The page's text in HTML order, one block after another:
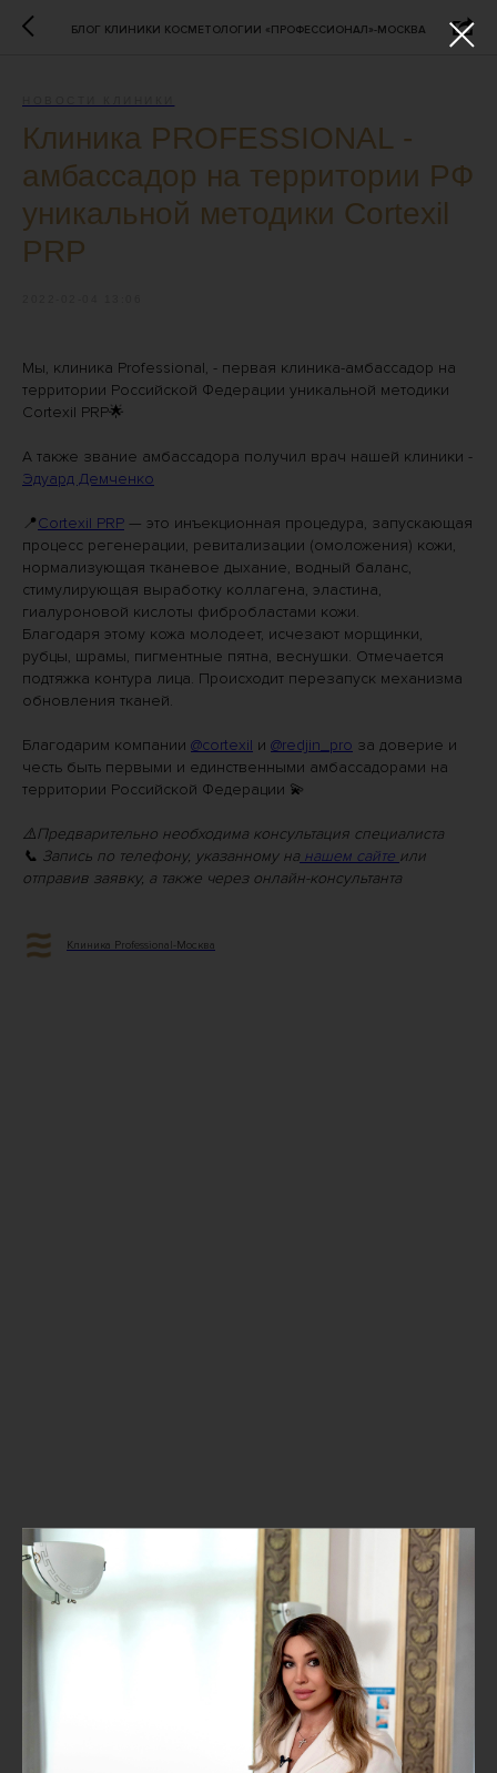
БЛОГ КЛИНИКИ КОСМЕТОЛОГИИ «ПРОФЕССИОНАЛ»-МОСКВА
Клиника PROFESSIONAL -
амбассадор на территории РФ
уникальной методики Cortexil
PRP
Мы, клиника Professional, - первая клиника-амбассадор на
территории Российской Федерации уникальной методики
Cortexil PRP🌟
А также звание амбассадора получил врач нашей клиники -
Эдуард Демченко
📍Cortexil PRP — это инъекционная процедура, запускающая
процесс регенерации, ревитализации (омоложения) кожи,
нормализующая тканевое дыхание, водный баланс,
стимулирующая выработку коллагена, эластина,
гиалуроновой кислоты фибробластами кожи.
Благодаря этому кожа молодеет, исчезают морщинки,
рубцы, шрамы, пигментные пятна, веснушки. Отмечается
подтяжка контура лица. Происходит перезапуск механизма
обновления тканей.
Благодарим компании @cortexil и @redjin_pro за доверие и
честь быть первыми и единственными амбассадорами на
территории Российской Федерации 💫
⚠️Предварительно необходима консультация специалиста
📞 Запись по телефону, указанному на нашем сайте или
отправив заявку, а также через онлайн-консультанта
Клиника Professional-Москва